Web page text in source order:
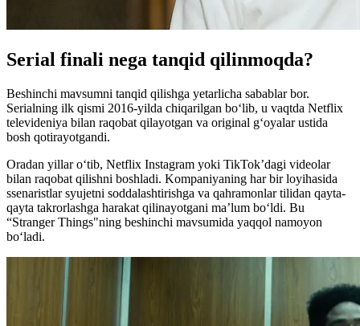
Serial finali nega tanqid qilinmoqda?
Beshinchi mavsumni tanqid qilishga yetarlicha sabablar bor.
Serialning ilk qismi 2016-yilda chiqarilgan boʻlib, u vaqtda Netflix
televideniya bilan raqobat qilayotgan va original gʻoyalar ustida
bosh qotirayotgandi.
Oradan yillar oʻtib, Netflix Instagram yoki TikTok’dagi videolar
bilan raqobat qilishni boshladi. Kompaniyaning har bir loyihasida
ssenaristlar syujetni soddalashtirishga va qahramonlar tilidan qayta-
qayta takrorlashga harakat qilinayotgani ma’lum boʻldi. Bu
“Stranger Things"ning beshinchi mavsumida yaqqol namoyon
boʻladi.